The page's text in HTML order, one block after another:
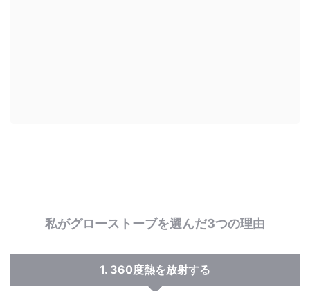
私がグローストーブを選んだ3つの理由
1. 360度熱を放射する